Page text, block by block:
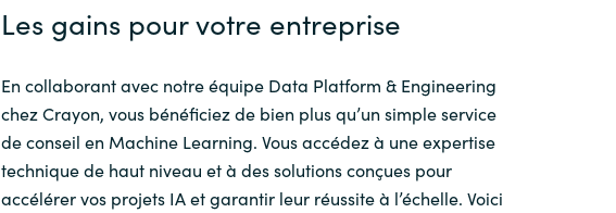
Les gains pour votre entreprise
En collaborant avec notre équipe Data Platform & Engineering
chez Crayon, vous bénéficiez de bien plus qu’un simple service
de conseil en Machine Learning. Vous accédez à une expertise
technique de haut niveau et à des solutions conçues pour
accélérer vos projets IA et garantir leur réussite à l’échelle. Voici